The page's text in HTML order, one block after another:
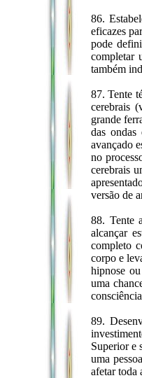
86.
eficazes
pode
completar
também
87. Tente
cerebrais
grande
das
avançado
no
cerebrais
versão de
88. Tente
alcançar
completo
corpo e
hipnose
uma
89.
Superior e
uma
afetar toda